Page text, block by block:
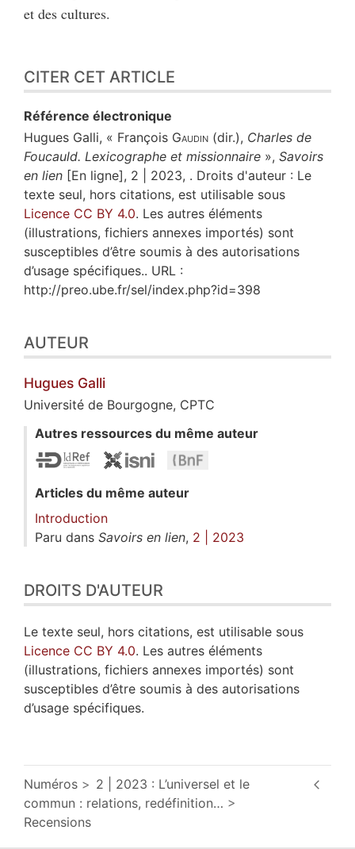
et des cultures.
CITER CET ARTICLE
Référence électronique
Hugues Galli, « François Gaudin (dir.), Charles de
Foucauld. Lexicographe et missionnaire », Savoirs
en lien [En ligne], 2 | 2023, . Droits d'auteur : Le
texte seul, hors citations, est utilisable sous
Licence CC BY 4.0. Les autres éléments
(illustrations, fichiers annexes importés) sont
susceptibles d’être soumis à des autorisations
d’usage spécifiques.. URL :
http://preo.ube.fr/sel/index.php?id=398
AUTEUR
Hugues Galli
Université de Bourgogne, CPTC
Autres ressources du même auteur
Articles du même auteur
Introduction
Paru dans Savoirs en lien, 2 | 2023
DROITS D'AUTEUR
Le texte seul, hors citations, est utilisable sous
Licence CC BY 4.0. Les autres éléments
(illustrations, fichiers annexes importés) sont
susceptibles d’être soumis à des autorisations
d’usage spécifiques.
Numéros
2 | 2023 : L’universel et le
commun : relations, redéfinition…
Recensions